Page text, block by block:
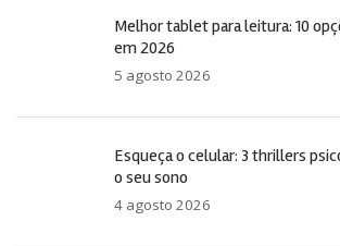
Melhor tablet para leitura: 10
em 2026
5 agosto 2026
Esqueça o celular: 3 thrillers
o seu sono
4 agosto 2026